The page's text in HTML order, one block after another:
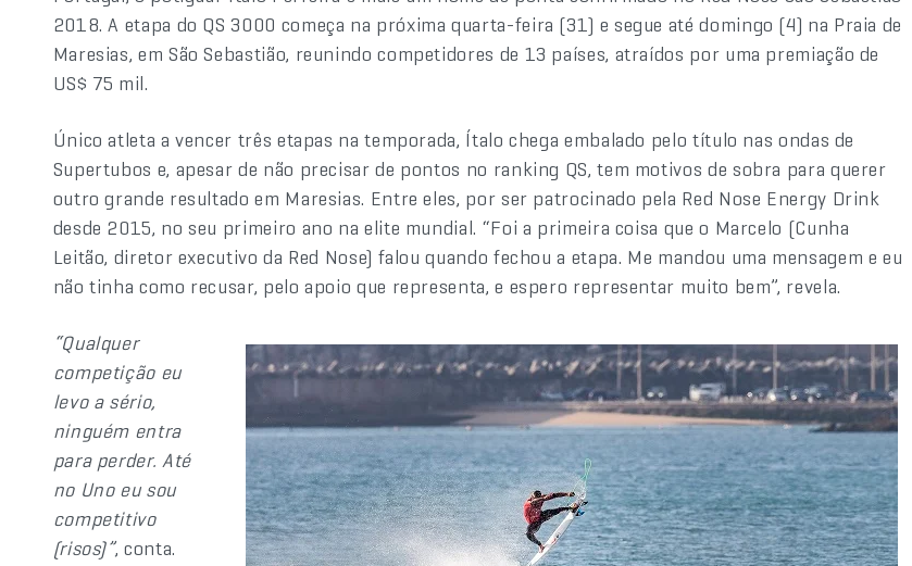
2018. A etapa do QS 3000 começa na próxima quarta-feira (31) e segue até domingo (4) na Praia de
Maresias, em São Sebastião, reunindo competidores de 13 países, atraídos por uma premiação de
US$ 75 mil.
Único atleta a vencer três etapas na temporada, Ítalo chega embalado pelo título nas ondas de
Supertubos e, apesar de não precisar de pontos no ranking QS, tem motivos de sobra para querer
outro grande resultado em Maresias. Entre eles, por ser patrocinado pela Red Nose Energy Drink
desde 2015, no seu primeiro ano na elite mundial. “Foi a primeira coisa que o Marcelo (Cunha
Leitão, diretor executivo da Red Nose) falou quando fechou a etapa. Me mandou uma mensagem e eu
não tinha como recusar, pelo apoio que representa, e espero representar muito bem”, revela.
“Qualquer
competição eu
levo a sério,
ninguém entra
para perder. Até
no Uno eu sou
competitivo
(risos)”, conta.